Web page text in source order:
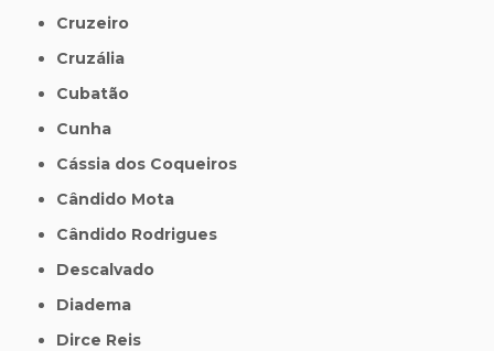
Cruzeiro
Cruzália
Cubatão
Cunha
Cássia dos Coqueiros
Cândido Mota
Cândido Rodrigues
Descalvado
Diadema
Dirce Reis